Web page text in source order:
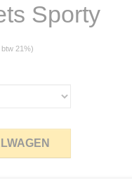
Sporty
21%)